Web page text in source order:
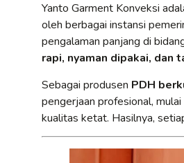
Yanto Garment Konveksi
oleh berbagai instansi
pengalaman panjang di
rapi, nyaman dipakai, dan
Sebagai produsen PDH
pengerjaan profesional,
kualitas ketat. Hasilnya,